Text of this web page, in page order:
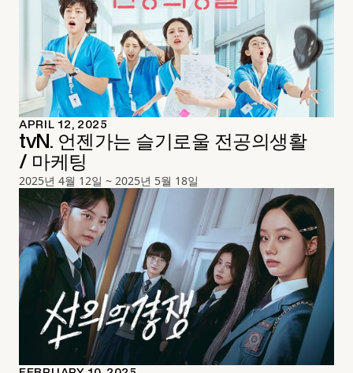
APRIL 12, 2025
tvN. 언젠가는 슬기로울 전공의생활
/ 마케팅
2025년 4월 12일 ~ 2025년 5월 18일